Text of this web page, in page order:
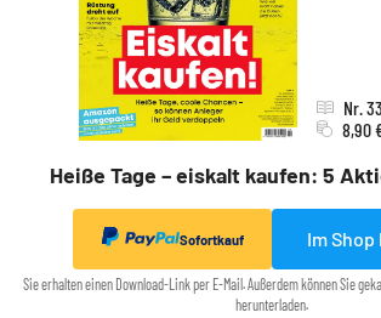
Heiße Tage – eiskalt kaufen: 5
Nr.
8,90
Sofortkauf Im Shop
Sie erhalten einen Download-Link per E-Mail. Außerdem können Sie
herunterladen.